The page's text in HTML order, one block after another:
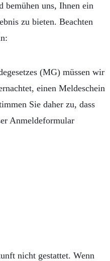
bemühen uns, Ihnen ein
zu bieten. Beachten
(MG) müssen wir
einen Meldeschein
Sie daher zu, dass
Anmeldeformular
nicht gestattet. Wenn